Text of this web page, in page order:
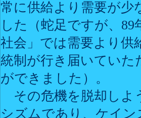
常に供給より需要が少
した（蛇足ですが、
社会」では需要より供
統制が行き届いてい
ができました）。
その危機を脱却しよ
シズムであり、ケイ